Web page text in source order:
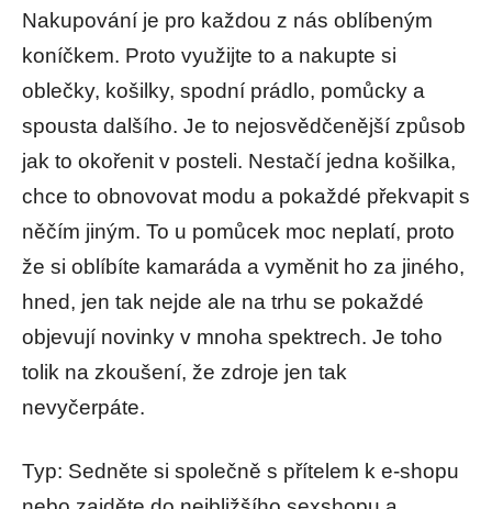
Nakupování je pro každou z nás oblíbeným
koníčkem. Proto využijte to a nakupte si
oblečky, košilky, spodní prádlo, pomůcky a
spousta dalšího. Je to nejosvědčenější způsob
jak to okořenit v posteli. Nestačí jedna košilka,
chce to obnovovat modu a pokaždé překvapit s
něčím jiným. To u pomůcek moc neplatí, proto
že si oblíbíte kamaráda a vyměnit ho za jiného,
hned, jen tak nejde ale na trhu se pokaždé
objevují novinky v mnoha spektrech. Je toho
tolik na zkoušení, že zdroje jen tak
nevyčerpáte.
Typ: Sedněte si společně s přítelem k e-shopu